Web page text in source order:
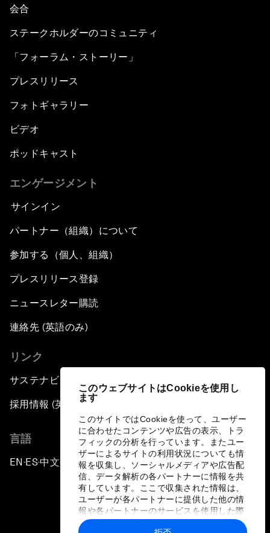
このウェブサイトはCookieを使用し
ます
このサイトではCookieを使って、ユーザー
に合わせたコンテンツや広告の表示、トラ
フィックの分析を行っています。またユー
ザーによるサイトの利用状況についても情
報を収集し、ソーシャルメディアや広告配
信、データ解析の各パートナーに情報を共
有しています。ここで収集された情報は、
ユーザーが各パートナーに提供した他の情
報や各パートナーのサービスを使用した際
に収集された情報と組み合わされ、各パー
会合
ステークホルダーのコミュニティ
「フォーラム・ストーリー」
プレスリリース
フォトギャラリー
ビデオ
ポッドキャスト
エンゲージメント
サインイン
パートナー（組織）について
参加する（個人、組織）
プレスリリース登録
ニュースレター購読
連絡先 (英語のみ)
リンク
サステナビリティへの取り組み
採用情報 (英語のみ)
言語
EN ▪ES▪中文▪ 日本語